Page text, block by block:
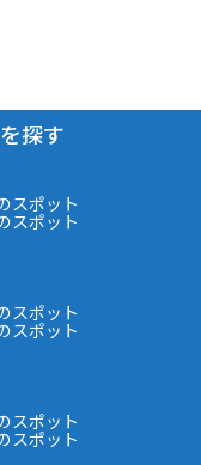
探す
スポット
スポット
スポット
スポット
スポット
スポット